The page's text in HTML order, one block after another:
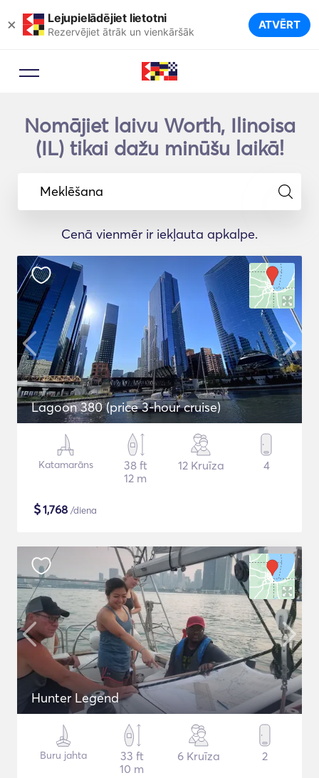
× Lejupielādējiet lietotni
Rezervējiet ātrāk un vienkāršāk ATVĒRT
Nomājiet laivu Worth, Ilinoisa
(IL) tikai dažu minūšu laikā!
Meklēšana
Cenā vienmēr ir iekļauta apkalpe.
Lagoon 380 (price 3-hour cruise)
Katamarāns
38 ft
12 m
12 Kruīza 4
$1,768 /diena
Hunter Legend
Buru jahta
33 ft
10 m
6 Kruīza 2